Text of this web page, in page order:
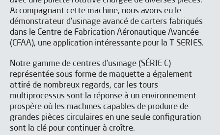
Accompagnant cette machine, nous avons eu le
démonstrateur d'usinage avancé de carters fabriqués
dans le Centre de Fabrication Aéronautique Avancée
(CFAA), une application intéressante pour la T SERIES.
Notre gamme de centres d'usinage (SÉRIE C)
représentée sous forme de maquette a également
attiré de nombreux regards, car les tours
multiprocessus sont la réponse à un environnement
prospère où les machines capables de produire de
grandes pièces circulaires en une seule configuration
sont la clé pour continuer à croître.